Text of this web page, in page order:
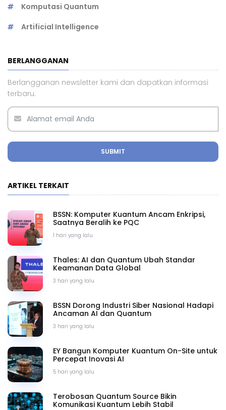
Komputasi Quantum
Artificial Intelligence
BERLANGGANAN
Berlangganan newsletter kami dan dapatkan informasi
terbaru.
SUBMIT
ARTIKEL TERKAIT
1 hari yang lalu
BSSN: Komputer Kuantum Ancam Enkripsi,
Saatnya Beralih ke PQC
3 hari yang lalu
Thales: AI dan Quantum Ubah Standar
Keamanan Data Global
3 hari yang lalu
BSSN Dorong Industri Siber Nasional Hadapi
Ancaman AI dan Quantum
5 hari yang lalu
EY Bangun Komputer Kuantum On-Site untuk
Percepat Inovasi AI
Terobosan Quantum Source Bikin
Komunikasi Kuantum Lebih Stabil